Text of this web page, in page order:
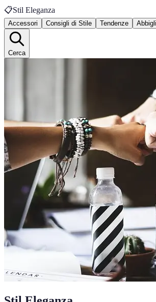
📋Stil Eleganza
Accessori Consigli di Stile Tendenze
Cerca